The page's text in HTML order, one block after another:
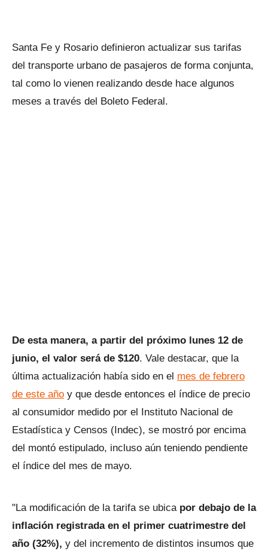
Santa Fe y Rosario definieron actualizar sus tarifas
del transporte urbano de pasajeros de forma conjunta,
tal como lo vienen realizando desde hace algunos
meses a través del Boleto Federal.
De esta manera, a partir del próximo lunes 12 de
junio, el valor será de $120. Vale destacar, que la
última actualización había sido en el mes de febrero
de este año y que desde entonces el índice de precio
al consumidor medido por el Instituto Nacional de
Estadística y Censos (Indec), se mostró por encima
del montó estipulado, incluso aún teniendo pendiente
el índice del mes de mayo.
"La modificación de la tarifa se ubica por debajo de la
inflación registrada en el primer cuatrimestre del
año (32%), y del incremento de distintos insumos que